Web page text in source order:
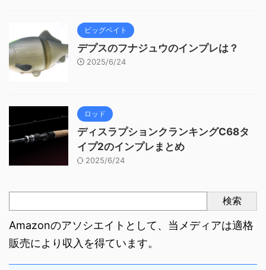
ビッグベイト
デプスのフナジュウのインプレは？
2025/6/24
ロッド
ディスラプションクランキングC68タ
イプ2のインプレまとめ
2025/6/24
検索
Amazonのアソシエイトとして、当メディアは適格
販売により収入を得ています。